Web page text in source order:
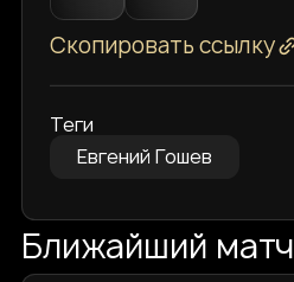
Скопировать ссылку
Теги
Евгений Гошев
Ближайший матч